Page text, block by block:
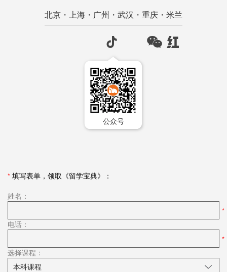
北京・上海・广州・武汉・重庆・米兰
公众号
* 填写表单，领取《留学宝典》：
姓名：
电话：
选择课程：